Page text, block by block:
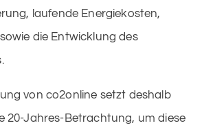
laufende Energiekosten,
die Entwicklung des
von co2online setzt deshalb
20-Jahres-Betrachtung, um diese